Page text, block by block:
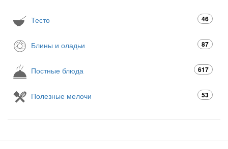
Тесто 46
Блины и оладьи 87
Постные блюда 617
Полезные мелочи 53